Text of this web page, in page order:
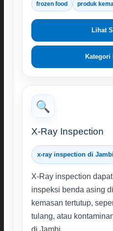
frozen food produk
Lihat
Kategori
🔍
X-Ray Inspection
x-ray inspection di Jambi
X-Ray inspection
inspeksi benda asing
kemasan tertutup,
tulang, atau
di Jambi.